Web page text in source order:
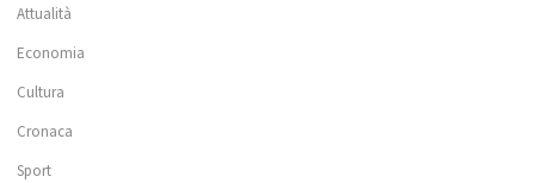
Attualità
Economia
Cultura
Cronaca
Sport